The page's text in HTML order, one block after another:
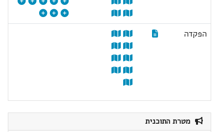
הפקדה
מטרת התוכנית